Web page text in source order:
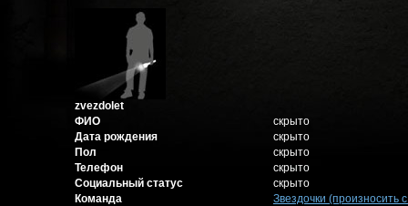
zvezdolet
ФИО
скрыто
Дата рождения
скрыто
Пол
скрыто
Телефон
скрыто
Социальный статус
скрыто
Команда
Звездочки (произносить